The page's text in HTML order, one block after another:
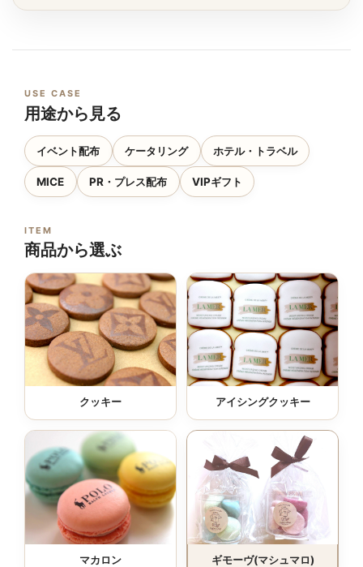
USE CASE
用途から見る
イベント配布 ケータリング ホテル・トラベル
MICE PR・プレス配布 VIPギフト
ITEM
商品から選ぶ
クッキー アイシングクッキー
マカロン ギモーヴ(マシュマロ)